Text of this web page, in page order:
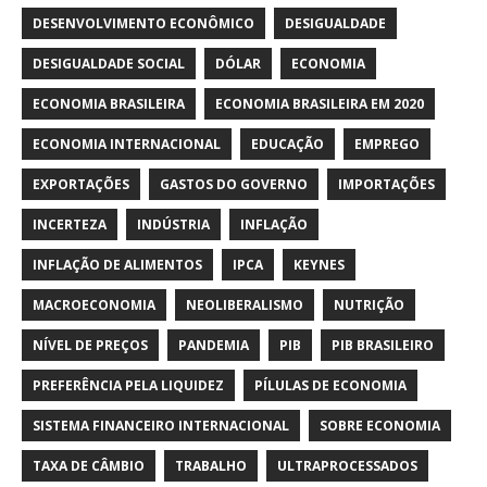
DESENVOLVIMENTO ECONÔMICO DESIGUALDADE
DESIGUALDADE SOCIAL DÓLAR ECONOMIA
ECONOMIA BRASILEIRA ECONOMIA BRASILEIRA EM 2020
ECONOMIA INTERNACIONAL EDUCAÇÃO EMPREGO
EXPORTAÇÕES GASTOS DO GOVERNO IMPORTAÇÕES
INCERTEZA INDÚSTRIA INFLAÇÃO
INFLAÇÃO DE ALIMENTOS IPCA KEYNES
MACROECONOMIA NEOLIBERALISMO NUTRIÇÃO
NÍVEL DE PREÇOS PANDEMIA PIB PIB BRASILEIRO
PREFERÊNCIA PELA LIQUIDEZ PÍLULAS DE ECONOMIA
SISTEMA FINANCEIRO INTERNACIONAL SOBRE ECONOMIA
TAXA DE CÂMBIO TRABALHO ULTRAPROCESSADOS